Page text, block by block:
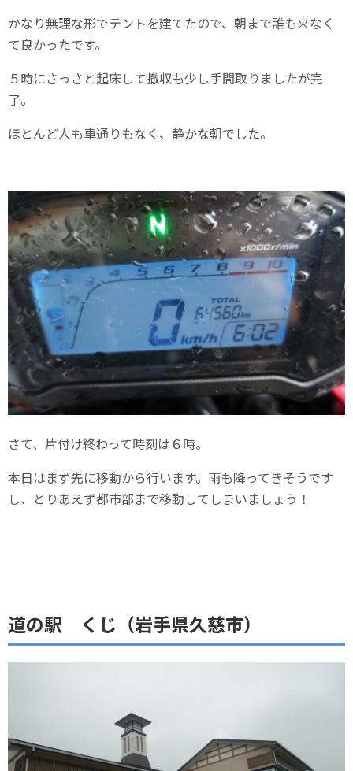
かなり無理な形でテントを建てたので、朝まで誰も来なく
て良かったです。
５時にさっさと起床して撤収も少し手間取りましたが完
了。
ほとんど人も車通りもなく、静かな朝でした。
さて、片付け終わって時刻は６時。
本日はまず先に移動から行います。雨も降ってきそうです
し、とりあえず都市部まで移動してしまいましょう！
道の駅 くじ（岩手県久慈市）